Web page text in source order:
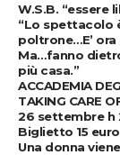
W.S.B. “essere
“Lo spettacolo
poltrone…E’
Ma…fanno
più casa.”
ACCADEMIA
TAKING CARE
26 settembre h
Biglietto 15
Una donna